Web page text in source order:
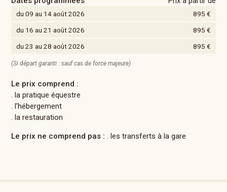
du 09 au 14 août 2026
895 €
du 16 au 21 août 2026
895 €
du 23 au 28 août 2026
895 €
(Si départ garanti : sauf cas de force majeure)
Le prix comprend :
. la pratique équestre
. l'hébergement
. la restauration
Le prix ne comprend pas : . les transferts à la gare